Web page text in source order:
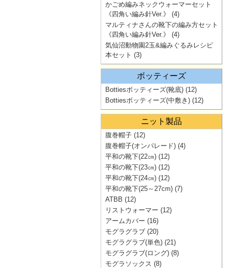
かごめ編みネックウォーマーセット
《四角い編み針Ver.》
(4)
マルティナさんの靴下の編み方セット
《四角い編み針Ver.》
(4)
気仙沼動物園2玉&編みぐるみレシピ
本セット (3)
ボッティーズ
Bottiesボッティーズ(靴底) (12)
Bottiesボッティーズ(中敷き) (12)
ニット製品
腹巻帽子 (12)
腹巻帽子(オンパレード) (4)
平和の靴下(22㎝) (12)
平和の靴下(23㎝) (12)
平和の靴下(24㎝) (12)
平和の靴下(25～27cm) (7)
ATBB (12)
リストウォーマー (12)
アームカバー (16)
モグラグラブ (20)
モグラグラブ(単色) (21)
モグラグラブ(ロング) (8)
モグラソックス (8)